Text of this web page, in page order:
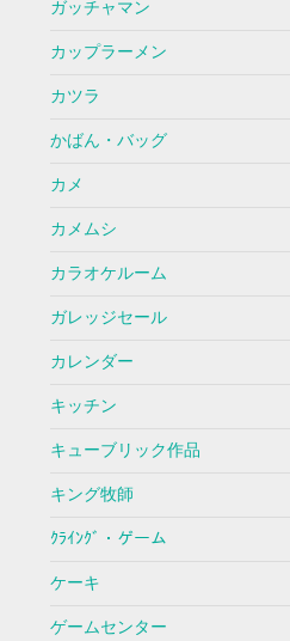
ガッチャマン
カップラーメン
カツラ
かばん・バッグ
カメ
カメムシ
カラオケルーム
ガレッジセール
カレンダー
キッチン
キューブリック作品
キング牧師
ｸﾗｲﾝｸﾞ・ゲーム
ケーキ
ゲームセンター